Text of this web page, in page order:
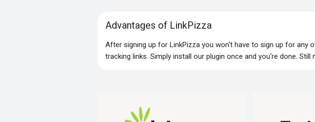
Advantages of LinkPizza
After signing up for LinkPizza you won‘t have to sign up for
tracking links. Simply install our plugin once and you‘re done.